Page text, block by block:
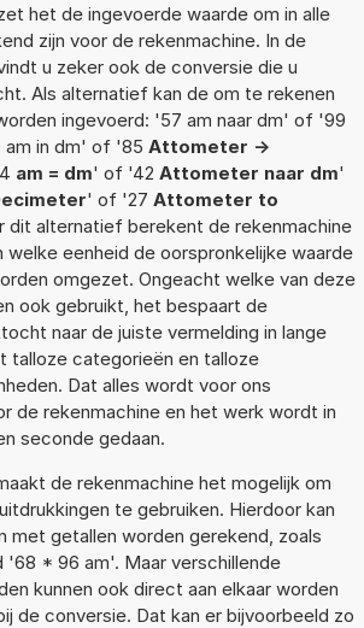
het de ingevoerde waarde om in alle
zijn voor de rekenmachine. In de
u zeker ook de conversie die u
Als alternatief kan de om te rekenen
ingevoerd: '57 am naar dm' of '99
in dm' of '85 Attometer ->
am = dm' of '42 Attometer naar dm'
' of '27 Attometer to
dit alternatief berekent de rekenmachine
welke eenheid de oorspronkelijke waarde
omgezet. Ongeacht welke van deze
ook gebruikt, het bespaart de
naar de juiste vermelding in lange
talloze categorieën en talloze
Dat alles wordt voor ons
de rekenmachine en het werk wordt in
seconde gedaan.
de rekenmachine het mogelijk om
te gebruiken. Hierdoor kan
met getallen worden gerekend, zoals
'68 * 96 am'. Maar verschillende
kunnen ook direct aan elkaar worden
de conversie. Dat kan er bijvoorbeeld zo